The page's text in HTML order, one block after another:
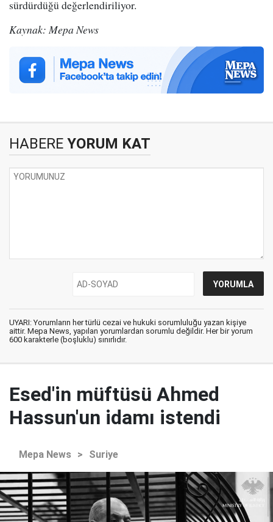
sürdürdüğü değerlendiriliyor.
Kaynak: Mepa News
HABERE YORUM KAT
UYARI: Yorumların her türlü cezai ve hukuki sorumluluğu yazan kişiye
aittir. Mepa News, yapılan yorumlardan sorumlu değildir. Her bir yorum
600 karakterle (boşluklu) sınırlıdır.
Esed'in müftüsü Ahmed
Hassun'un idamı istendi
Mepa News > Suriye